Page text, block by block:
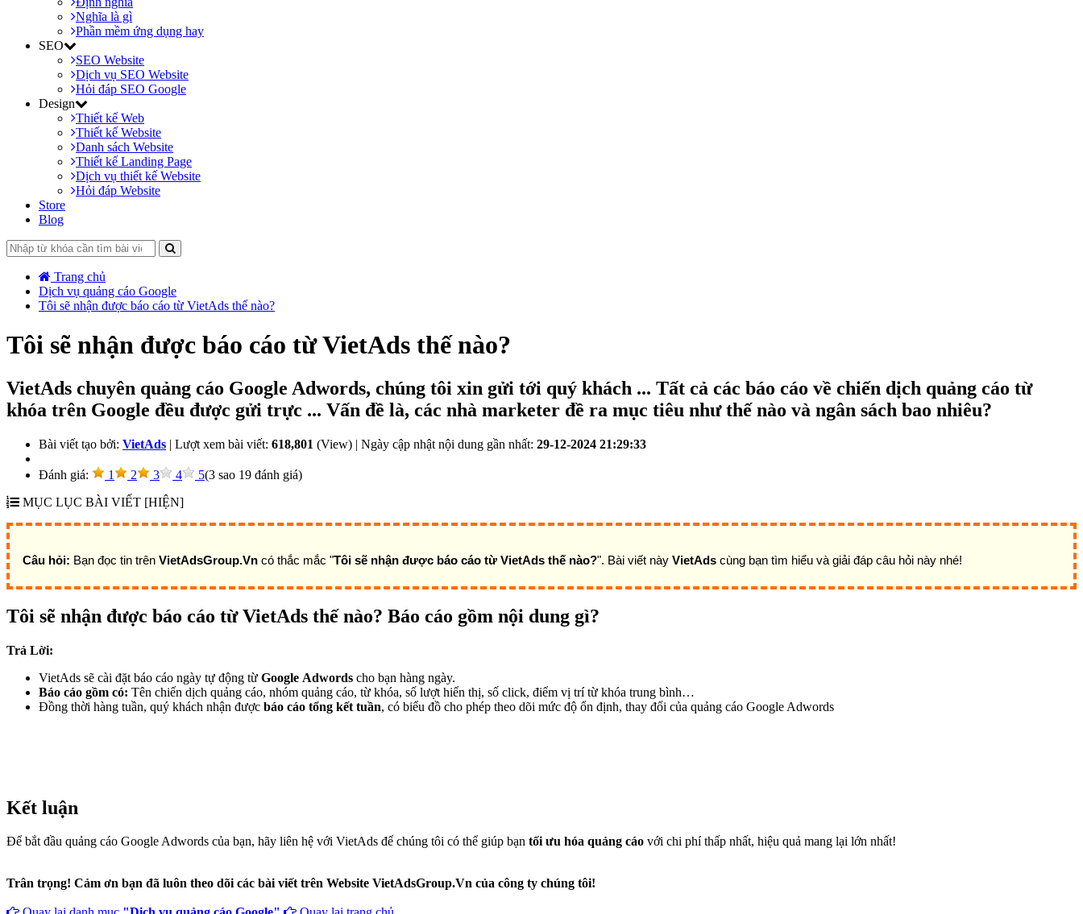
Nghĩa là gì
Phần mềm ứng dụng hay
SEO
SEO Website
Dịch vụ SEO Website
Hỏi đáp SEO Google
Design
Thiết kế Web
Thiết kế Website
Danh sách Website
Thiết kế Landing Page
Dịch vụ thiết kế Website
Hỏi đáp Website
Store
Blog
Trang chủ
Dịch vụ quảng cáo Google
Tôi sẽ nhận được báo cáo từ VietAds thế nào?
Tôi sẽ nhận được báo cáo từ VietAds thế nào?
VietAds chuyên quảng cáo Google Adwords, chúng tôi xin gửi tới quý khách ... Tất cả các báo cáo về chiến dịch quảng cáo từ
khóa trên Google đều được gửi trực ... Vấn đề là, các nhà marketer đề ra mục tiêu như thế nào và ngân sách bao nhiêu?
Bài viết tạo bởi: VietAds | Lượt xem bài viết: 618,801 (View) | Ngày cập nhật nội dung gần nhất: 29-12-2024 21:29:33
Ðánh giá: 1 2 3 4 5(3 sao 19 đánh giá)
MỤC LỤC BÀI VIẾT [HIỆN]
Câu hỏi: Bạn đọc tin trên VietAdsGroup.Vn có thắc mắc "Tôi sẽ nhận được báo cáo từ VietAds thế nào?". Bài viết này VietAds cùng bạn tìm hiểu và giải đáp câu hỏi này nhé!
Tôi sẽ nhận được báo cáo từ VietAds thế nào? Báo cáo gồm nội dung gì?
Trả Lời:
VietAds sẽ cài đặt báo cáo ngày tự động từ Google Adwords cho bạn hàng ngày.
Báo cáo gồm có: Tên chiến dịch quảng cáo, nhóm quảng cáo, từ khóa, số lượt hiển thị, số click, điểm vị trí từ khóa trung bình…
Đồng thời hàng tuần, quý khách nhận được báo cáo tổng kết tuần, có biểu đồ cho phép theo dõi mức độ ổn định, thay đổi của quảng cáo Google Adwords
Kết luận
Để bắt đầu quảng cáo Google Adwords của bạn, hãy liên hệ với VietAds để chúng tôi có thể giúp bạn tối ưu hóa quảng cáo với chi phí thấp nhất, hiệu quả mang lại lớn nhất!
Trân trọng! Cảm ơn bạn đã luôn theo dõi các bài viết trên Website VietAdsGroup.Vn của công ty chúng tôi!